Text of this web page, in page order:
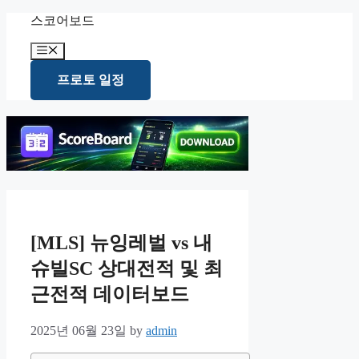
content
스코어보드
Menu
프로토 일정
[MLS] 뉴잉레벌 vs 내
슈빌SC 상대전적 및 최
근전적 데이터보드
2025년 06월 23일 by admin